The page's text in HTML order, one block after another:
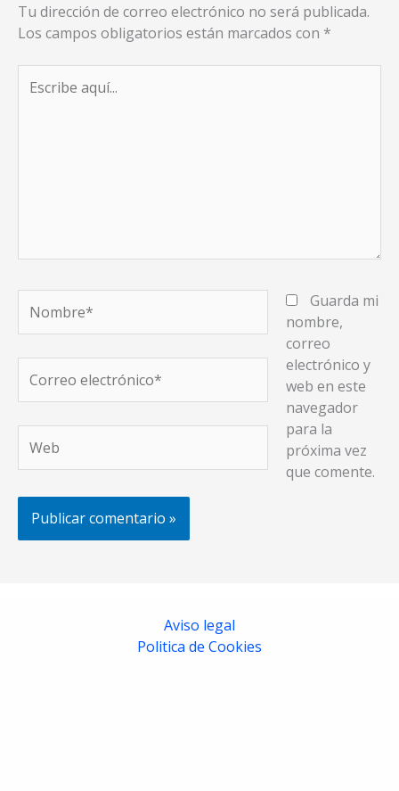
Tu dirección de correo electrónico no será publicada.
Los campos obligatorios están marcados con *
aquí...
electrónico*
Guarda mi
nombre,
correo
electrónico y
web en este
navegador
para la
próxima vez
que comente.
Aviso legal
Politica de Cookies